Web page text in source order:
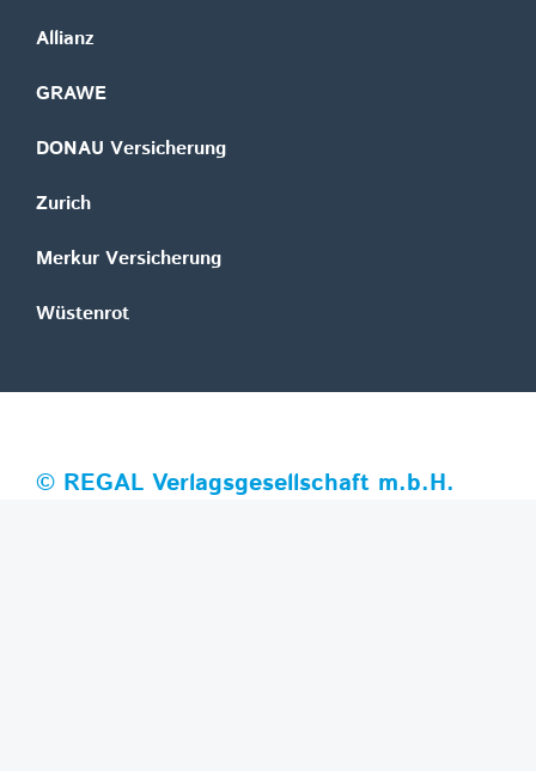
Allianz
GRAWE
DONAU Versicherung
Zurich
Merkur Versicherung
Wüstenrot
© REGAL Verlagsgesellschaft m.b.H.